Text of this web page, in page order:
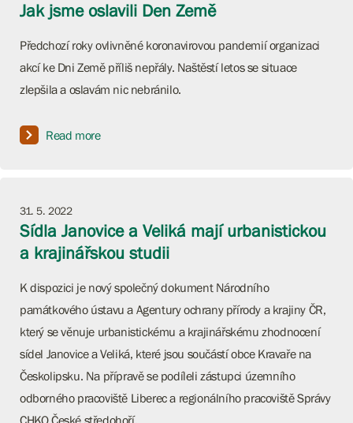
Jak jsme oslavili Den Země
Předchozí roky ovlivněné koronavirovou pandemií organizaci
akcí ke Dni Země příliš nepřály. Naštěstí letos se situace
zlepšila a oslavám nic nebránilo.
Read more
31. 5. 2022
Sídla Janovice a Veliká mají urbanistickou
a krajinářskou studii
K dispozici je nový společný dokument Národního
památkového ústavu a Agentury ochrany přírody a krajiny ČR,
který se věnuje urbanistickému a krajinářskému zhodnocení
sídel Janovice a Veliká, které jsou součástí obce Kravaře na
Českolipsku. Na přípravě se podíleli zástupci územního
odborného pracoviště Liberec a regionálního pracoviště Správy
CHKO České středohoří.